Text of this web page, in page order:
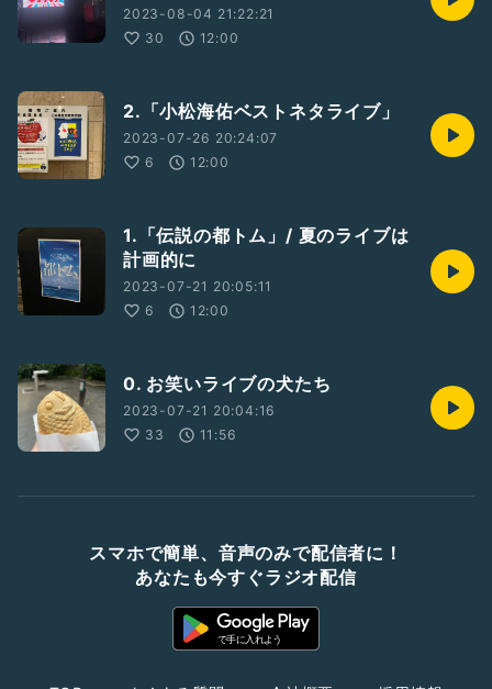
2023-08-04 21:22:21
30
12:00
2.「小松海佑ベストネタライブ」
2023-07-26 20:24:07
6
12:00
1.「伝説の都トム」/ 夏のライブは
計画的に
2023-07-21 20:05:11
6
12:00
0. お笑いライブの犬たち
2023-07-21 20:04:16
33
11:56
スマホで簡単、音声のみで配信者に！
あなたも今すぐラジオ配信